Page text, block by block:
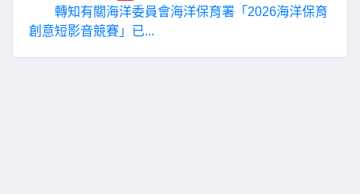
轉知有關海洋委員會海洋保育署「2026海洋保育
創意短影音競賽」已...